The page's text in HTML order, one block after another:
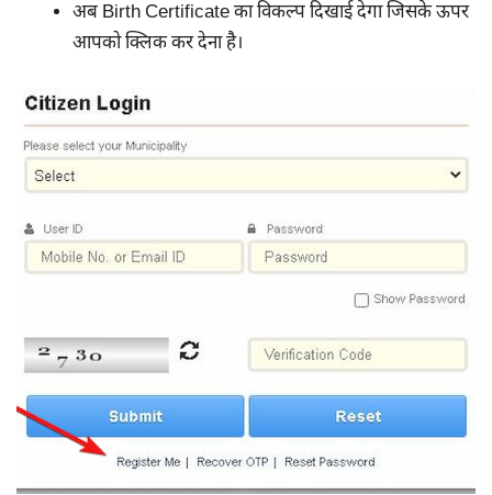
अब Birth Certificate का विकल्प दिखाई देगा जिसके ऊपर
आपको क्लिक कर देना है।